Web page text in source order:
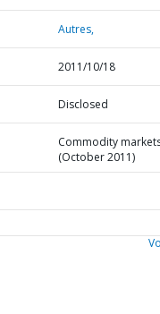
Autres,
2011/10/18
Disclosed
Commodity
(October 2011)